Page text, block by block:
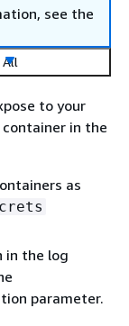
see the
All
to your
in the
as
in the log
parameter.